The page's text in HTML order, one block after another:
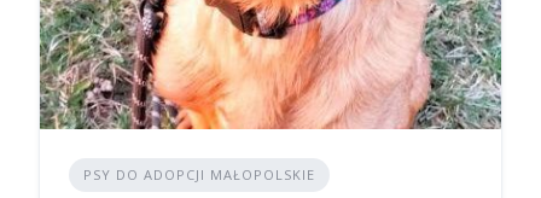
PSY DO ADOPCJI MAŁOPOLSKIE